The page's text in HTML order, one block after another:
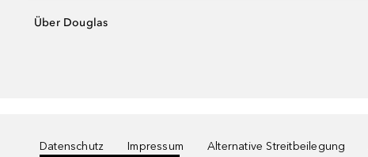
Über Douglas
Datenschutz Impressum Alternative Streitbeilegung